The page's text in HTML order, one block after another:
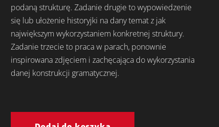
podaną strukturę. Zadanie drugie to wypowiedzenie
się lub ułożenie historyjki na dany temat z jak
największym wykorzystaniem konkretnej struktury.
Zadanie trzecie to praca w parach, ponownie
inspirowana zdjęciem i zachęcająca do wykorzystania
danej konstrukcji gramatycznej.